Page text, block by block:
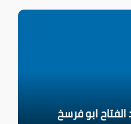
ابو فرسخ